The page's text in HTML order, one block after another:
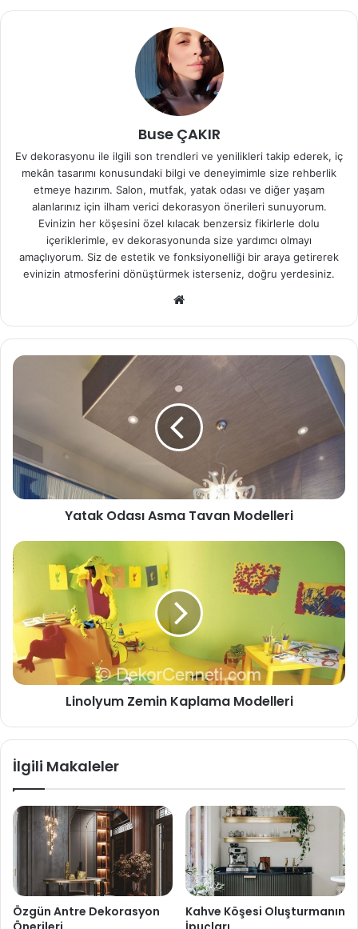
Buse ÇAKIR
Ev dekorasyonu ile ilgili son trendleri ve yenilikleri takip ederek, iç
mekân tasarımı konusundaki bilgi ve deneyimimle size rehberlik
etmeye hazırım. Salon, mutfak, yatak odası ve diğer yaşam
alanlarınız için ilham verici dekorasyon önerileri sunuyorum.
Evinizin her köşesini özel kılacak benzersiz fikirlerle dolu
içeriklerimle, ev dekorasyonunda size yardımcı olmayı
amaçlıyorum. Siz de estetik ve fonksiyonelliği bir araya getirerek
evinizin atmosferini dönüştürmek isterseniz, doğru yerdesiniz.
Yatak Odası Asma Tavan Modelleri
Linolyum Zemin Kaplama Modelleri
İlgili Makaleler
Özgün Antre Dekorasyon
Kahve Köşesi Oluşturmanın